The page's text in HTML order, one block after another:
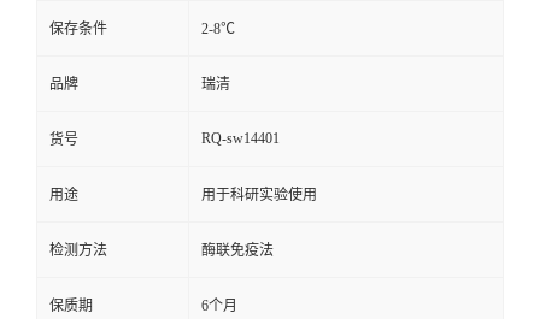
保存条件 2-8℃
品牌 瑞清
货号 RQ-sw14401
用途 用于科研实验使用
检测方法 酶联免疫法
保质期 6个月